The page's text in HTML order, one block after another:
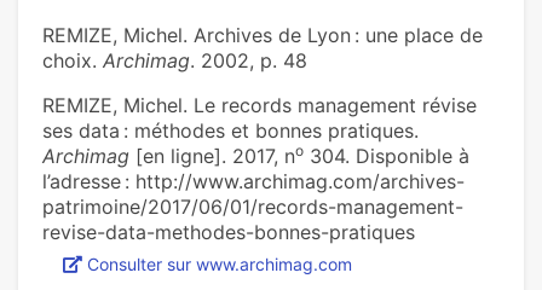
REMIZE, Michel. Archives de Lyon : une place de
choix. Archimag. 2002, p. 48
REMIZE, Michel. Le records management révise
ses data : méthodes et bonnes pratiques.
Archimag [en ligne]. 2017, no 304. Disponible à
l’adresse : http://www.archimag.com/archives-
patrimoine/2017/06/01/records-management-
revise-data-methodes-bonnes-pratiques
Consulter sur www.archimag.com